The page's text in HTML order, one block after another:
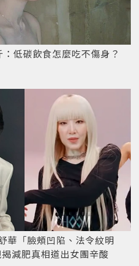
低碳飲食怎麼吃不傷身？
華「臉頰凹陷、法令紋明
減肥真相道出女團辛酸